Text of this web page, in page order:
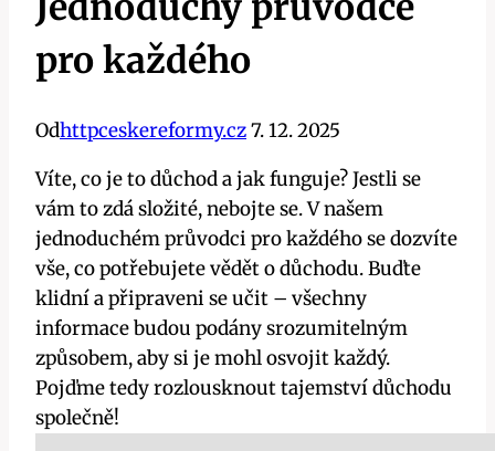
pro každého
Odhttpceskereformy.cz7. 12. 2025
Víte, co je to důchod a jak funguje? Jestli se
vám to zdá složité, nebojte se. V našem
jednoduchém průvodci pro každého se dozvíte
vše, co potřebujete vědět o důchodu. Buďte
klidní a připraveni se učit – všechny
informace budou podány srozumitelným
způsobem, aby si je mohl osvojit každý.
Pojďme tedy rozlousknout tajemství důchodu
společně!